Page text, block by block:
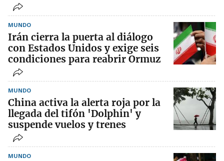
MUNDO
Irán cierra la puerta al diálogo
con Estados Unidos y exige seis
condiciones para reabrir Ormuz
MUNDO
China activa la alerta roja por la
llegada del tifón 'Dolphin' y
suspende vuelos y trenes
MUNDO